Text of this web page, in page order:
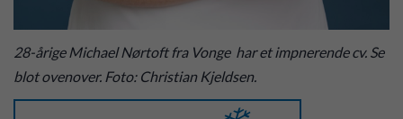
28-årige Michael Nørtoft fra Vonge har et impnerende cv. Se
blot ovenover. Foto: Christian Kjeldsen.